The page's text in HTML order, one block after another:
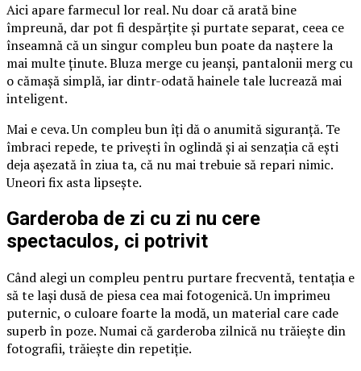
Aici apare farmecul lor real. Nu doar că arată bine
împreună, dar pot fi despărțite și purtate separat, ceea ce
înseamnă că un singur compleu bun poate da naștere la
mai multe ținute. Bluza merge cu jeanși, pantalonii merg cu
o cămașă simplă, iar dintr-odată hainele tale lucrează mai
inteligent.
Mai e ceva. Un compleu bun îți dă o anumită siguranță. Te
îmbraci repede, te privești în oglindă și ai senzația că ești
deja așezată în ziua ta, că nu mai trebuie să repari nimic.
Uneori fix asta lipsește.
Garderoba de zi cu zi nu cere
spectaculos, ci potrivit
Când alegi un compleu pentru purtare frecventă, tentația e
să te lași dusă de piesa cea mai fotogenică. Un imprimeu
puternic, o culoare foarte la modă, un material care cade
superb în poze. Numai că garderoba zilnică nu trăiește din
fotografii, trăiește din repetiție.